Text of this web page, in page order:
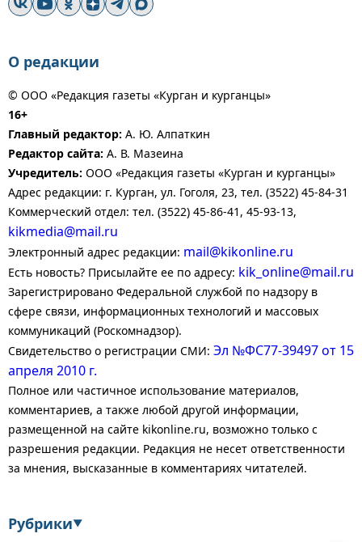
О редакции
© ООО «Редакция газеты «Курган и курганцы»
16+
Главный редактор: А. Ю. Алпаткин
Редактор сайта: А. В. Мазеина
Учредитель: ООО «Редакция газеты «Курган и курганцы»
Адрес редакции: г. Курган, ул. Гоголя, 23, тел. (3522) 45-84-31
Коммерческий отдел: тел. (3522) 45-86-41, 45-93-13,
kikmedia@mail.ru
Электронный адрес редакции: mail@kikonline.ru
Есть новость? Присылайте ее по адресу: kik_online@mail.ru
Зарегистрировано Федеральной службой по надзору в
сфере связи, информационных технологий и массовых
коммуникаций (Роскомнадзор).
Свидетельство о регистрации СМИ: Эл №ФС77-39497 от 15
апреля 2010 г.
Полное или частичное использование материалов,
комментариев, а также любой другой информации,
размещенной на сайте kikonline.ru, возможно только с
разрешения редакции. Редакция не несет ответственности
за мнения, высказанные в комментариях читателей.
Рубрики▼